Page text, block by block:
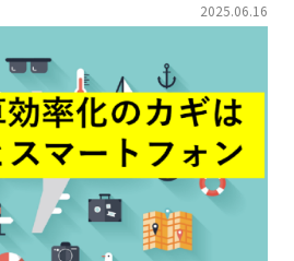
2025.06.16